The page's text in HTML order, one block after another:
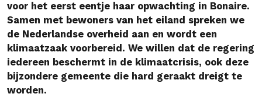
voor het eerst eentje haar opwachting in Bonaire.
Samen met bewoners van het eiland spreken we
de Nederlandse overheid aan en wordt een
klimaatzaak voorbereid. We willen dat de regering
iedereen beschermt in de klimaatcrisis, ook deze
bijzondere gemeente die hard geraakt dreigt te
worden.